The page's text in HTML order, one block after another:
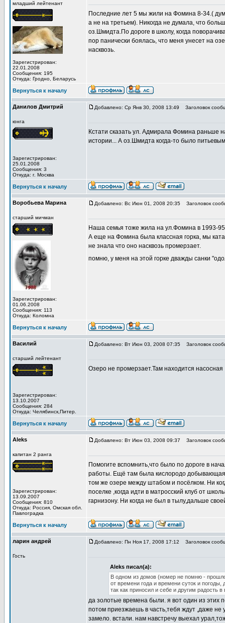
младший лейтенант
Зарегистрирован:
22.01.2008
Сообщения: 195
Откуда: Гродно, Беларусь
Последние лет 5 мы жили на Фомина 8-34.(
а не на третьем). Никогда не думала, что
оз.Шмидта.По дороге в школу, когда
пор панически боялась, что меня унесет на
насквозь.
Вернуться к началу
Данилов Дмитрий
юнга
Зарегистрирован:
25.01.2008
Сообщения: 3
Откуда: г. Москва
Добавлено: Ср Янв 30, 2008 13:49 Заголовок
Кстати сказать ул. Адмирала Фомина раньше
истории... А оз.Шмидта когда-то было
Вернуться к началу
Воробьева Марина
старший мичман
Зарегистрирован:
01.06.2008
Сообщения: 113
Откуда: Коломна
Добавлено: Вс Июн 01, 2008 20:35 Заголовок
Наша семья тоже жила на ул.Фомина в 1993-
А еще на Фомина была классная горка, мы
не знала что оно насквозь промерзает.
помню, у меня на этой горке дважды санки
Вернуться к началу
Василий
старший лейтенант
Зарегистрирован:
13.10.2007
Сообщения: 284
Откуда: Челябинск,Питер.
Добавлено: Вт Июн 03, 2008 07:35 Заголовок
Озеро не промерзает.Там находится
Вернуться к началу
Aleks
капитан 2 ранга
Зарегистрирован:
13.09.2007
Сообщения: 810
Откуда: Роcсия, Омская обл.
Павлоградка
Добавлено: Вт Июн 03, 2008 09:37 Заголовок
Помогите вспомнить,что было по дороге в
работы. Ещё там была кислородо
том же озере между штабом и посёлком. Ни
поселке ,когда идти в матросский клуб от
гарнизону. Ни когда не был в тылу,дальше
Вернуться к началу
ларин андрей
Гость
Добавлено: Пн Ноя 17, 2008 17:12 Заголовок
Aleks писал(а):
В одном из домов (номер не помню -
от времени года и времени суток и
так как приносил и себе и другим радость
да золотые времена были. я вот один из этих
потом приезжаешь в часть,тебя ждут ,даже не
замело. встали. нам навстречу выехал